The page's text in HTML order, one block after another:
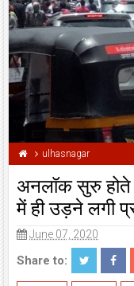
ulhasnagar
अनलॉक सुरु होते
में ही उड़ने लगी
June 07, 2020
Share to: